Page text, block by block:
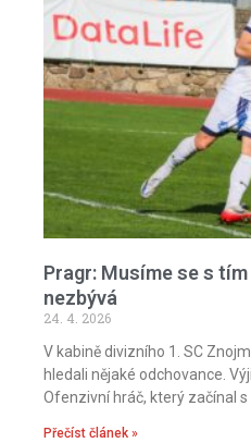
Pragr: Musíme se s
nezbývá
24. 4. 2026
V kabině divizního 1. SC
hledali nějaké odchovance.
Ofenzivní hráč, který začínal
Přečíst článek »